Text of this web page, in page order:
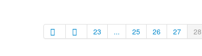
23 ... 25 26 27 28